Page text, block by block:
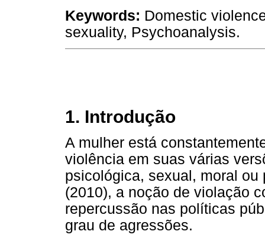
Keywords: Domestic
sexuality, Psychoanalysis.
1. Introdução
A mulher está
violência em suas várias
psicológica, sexual, moral ou
(2010), a noção de violação
repercussão nas políticas
grau de agressões.